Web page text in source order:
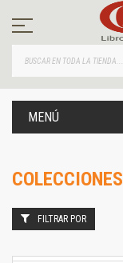
contenido
MENÚ
COLECCIONES
FILTRAR POR